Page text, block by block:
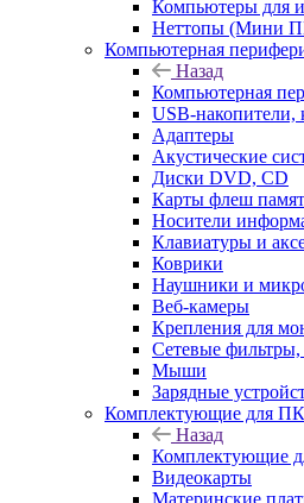
Компьютеры для
Неттопы (Мини
Компьютерная
Назад
Компьютерная
USB-накопители,
Адаптеры
Акустические
Диски DVD, CD
Карты флеш
Носители
Клавиатуры и
Коврики
Наушники и
Веб-камеры
Крепления для
Сетевые фильтры,
Мыши
Зарядные
Комплектующие для ПК
Назад
Комплектующие
Видеокарты
Материнские